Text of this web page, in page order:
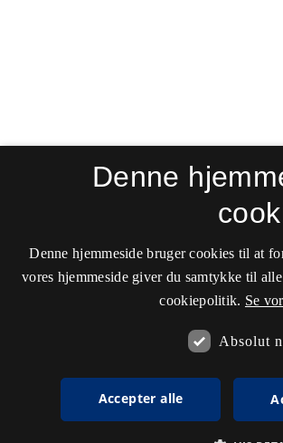
Denne
Denne hjemmeside bruger cookies til at
vores hjemmeside giver du samtykke til
cookiepolitik. Se
Absolut
Accepter alle